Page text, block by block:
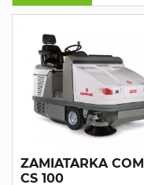
ZAMIATARKA
CS 100